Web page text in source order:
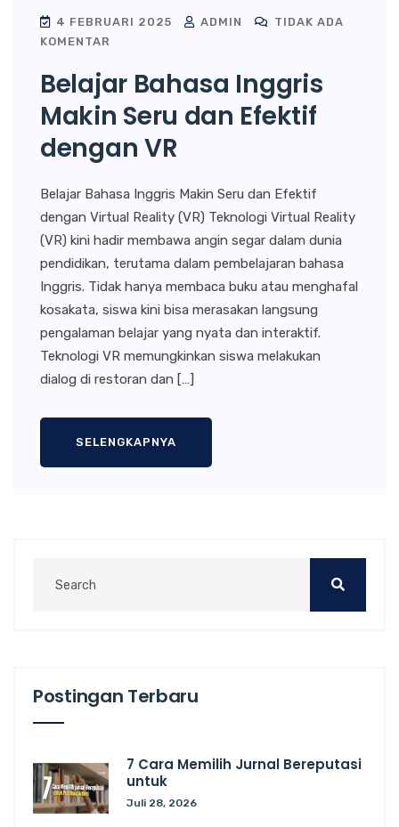
4 FEBRUARI 2025 ADMIN
TIDAK ADA
KOMENTAR
Belajar Bahasa Inggris
Makin Seru dan Efektif
dengan VR
Belajar Bahasa Inggris Makin Seru dan Efektif
dengan Virtual Reality (VR) Teknologi Virtual Reality
(VR) kini hadir membawa angin segar dalam dunia
pendidikan, terutama dalam pembelajaran bahasa
Inggris. Tidak hanya membaca buku atau menghafal
kosakata, siswa kini bisa merasakan langsung
pengalaman belajar yang nyata dan interaktif.
Teknologi VR memungkinkan siswa melakukan
dialog di restoran dan […]
SELENGKAPNYA
Postingan Terbaru
7 Cara Memilih Jurnal Bereputasi
untuk
Juli 28, 2026